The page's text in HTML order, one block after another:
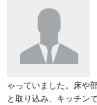
ゃっていました。床や
と取り込み、キッチン